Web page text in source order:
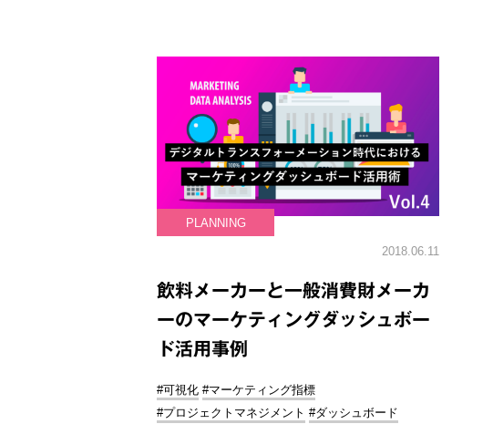
PLANNING
2018.06.11
飲料メーカーと一般消費財メーカ
ーのマーケティングダッシュボー
ド活用事例
#可視化 #マーケティング指標
#プロジェクトマネジメント #ダッシュボード